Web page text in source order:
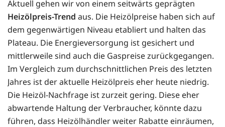
Aktuell gehen wir von einem seitwärts geprägten
Heizölpreis-Trend aus. Die Heizölpreise haben sich auf
dem gegenwärtigen Niveau etabliert und halten das
Plateau. Die Energieversorgung ist gesichert und
mittlerweile sind auch die Gaspreise zurückgegangen.
Im Vergleich zum durchschnittlichen Preis des letzten
Jahres ist der aktuelle Heizölpreis eher heute niedrig.
Die Heizöl-Nachfrage ist zurzeit gering. Diese eher
abwartende Haltung der Verbraucher, könnte dazu
führen, dass Heizölhändler weiter Rabatte einräumen,